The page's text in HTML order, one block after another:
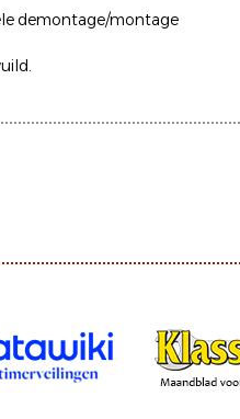
demontage/montage